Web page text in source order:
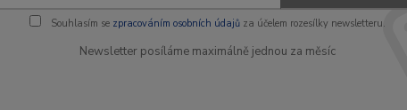
Souhlasím se zpracováním osobních údajůza účelem rozesílky newsletteru.
Newsletter posíláme maximálně jednou za měsíc